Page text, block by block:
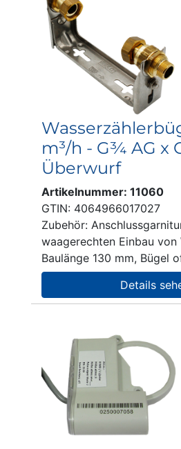
m³/h - G¾ AG x
Überwurf
Artikelnummer: 11060
GTIN: 4064966017027
Zubehör:
waagerechten Einbau von
Baulänge 130 mm, Bügel
Details